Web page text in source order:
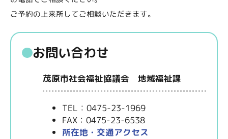
ご予約の上来所してご相談いただきます。
お問い合わせ
茂原市社会福祉協議会 地域福祉課
TEL：0475-23-1969
FAX：0475-23-6538
所在地・交通アクセス